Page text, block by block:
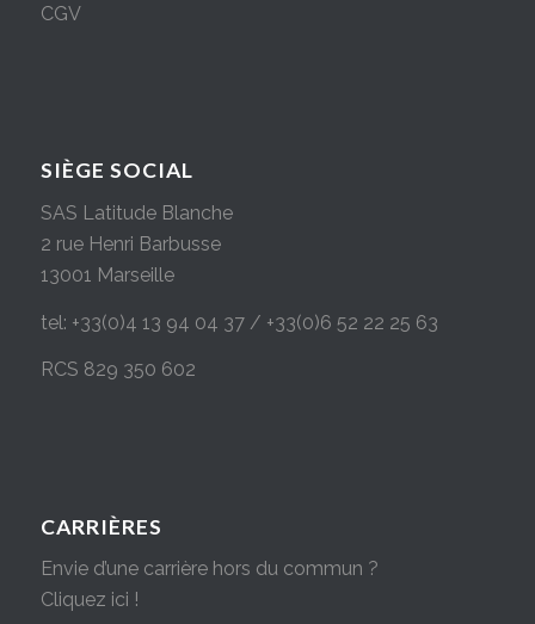
CGV
SIÈGE SOCIAL
SAS Latitude Blanche
2 rue Henri Barbusse
13001 Marseille
tel: +33(0)4 13 94 04 37 / +33(0)6 52 22 25 63
RCS 829 350 602
CARRIÈRES
Envie d’une carrière hors du commun ?
Cliquez ici !